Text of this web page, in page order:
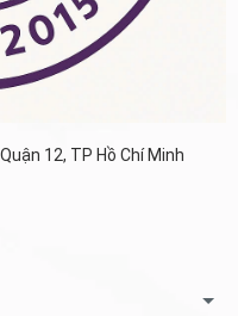
12, TP Hồ Chí Minh